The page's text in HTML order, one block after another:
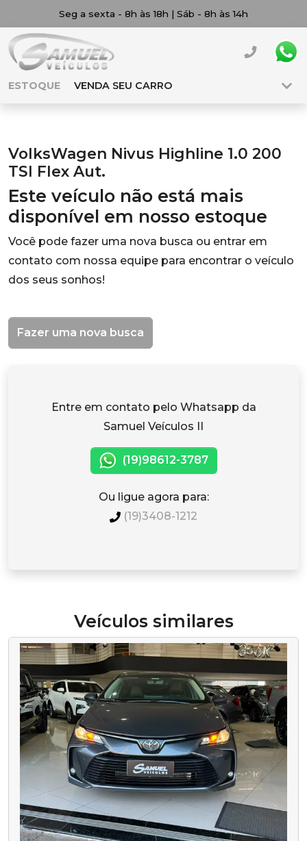
Seg a sexta - 8h às 18h | Sáb - 8h às 14h
ESTOQUE VENDA SEU CARRO
VolksWagen Nivus Highline 1.0 200
TSI Flex Aut.
Este veículo não está mais
disponível em nosso estoque
Você pode fazer uma nova busca ou entrar em
contato com nossa equipe para encontrar o veículo
dos seus sonhos!
Fazer uma nova busca
Entre em contato pelo Whatsapp da
Samuel Veículos II
(19)98612-3787
Ou ligue agora para:
(19)3408-1212
Veículos similares